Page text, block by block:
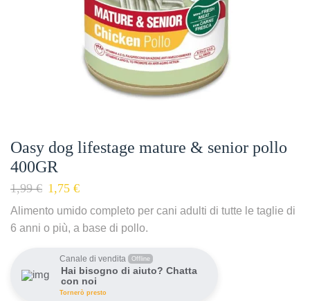
Oasy dog lifestage mature & senior pollo
400GR
1,99€ 1,75 €
Alimento umido completo per cani adulti di tutte le taglie di
6 anni o più, a base di pollo.
Canale di vendita Offline
Hai bisogno di aiuto? Chatta
con noi
Tornerò presto